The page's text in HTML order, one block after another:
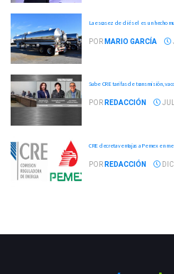
La escasez de diésel es un hecho
POR MARIO GARCÍA
Sube CRE tarifas de transmisión, va
POR REDACCIÓN
CRE decreta ventajas a Pemex en
POR REDACCIÓN